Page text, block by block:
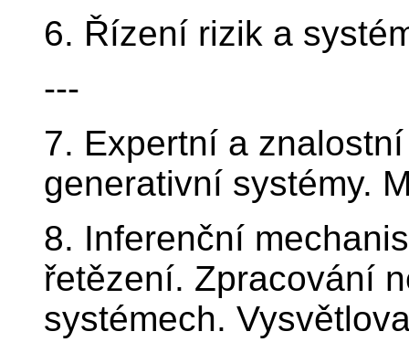
6. Řízení rizik a
---
7. Expertní a
generativní systémy.
8. Inferenční
řetězení. Zpracování
systémech.